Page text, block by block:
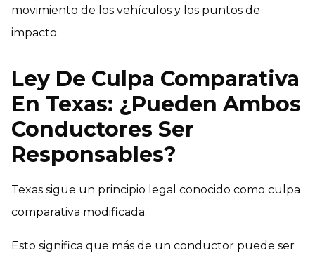
movimiento de los vehículos y los puntos de
impacto.
Ley De Culpa Comparativa
En Texas: ¿Pueden Ambos
Conductores Ser
Responsables?
Texas sigue un principio legal conocido como culpa
comparativa modificada.
Esto significa que más de un conductor puede ser